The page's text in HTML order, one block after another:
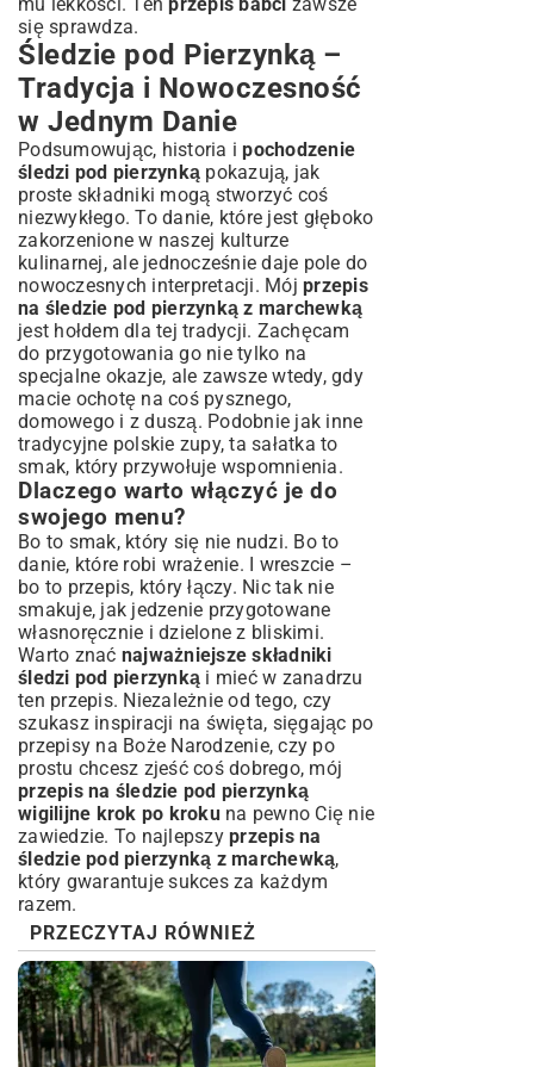
się sprawdza.
Śledzie pod Pierzynką –
Tradycja i Nowoczesność
w Jednym Danie
Podsumowując, historia ipochodzenie
śledzi pod pierzynką pokazują, jak
proste składniki mogą stworzyć coś
niezwykłego. To danie, które jest głęboko
zakorzenione w naszej kulturze
kulinarnej, ale jednocześnie daje pole do
nowoczesnych interpretacji. Mój przepis
na śledzie pod pierzynką z marchewką
jest hołdem dla tej tradycji. Zachęcam
do przygotowania go nie tylko na
specjalne okazje, ale zawsze wtedy, gdy
macie ochotę na coś pysznego,
domowego i z duszą. Podobnie jak inne
tradycyjne polskie zupy, ta sałatka to
smak, który przywołuje wspomnienia.
Dlaczego warto włączyć je do
swojego menu?
Bo to smak, który się nie nudzi. Bo to
danie, które robi wrażenie. I wreszcie –
bo to przepis, który łączy. Nic tak nie
smakuje, jak jedzenie przygotowane
własnoręcznie i dzielone z bliskimi.
Warto znać najważniejsze składniki
śledzi pod pierzynką i mieć w zanadrzu
ten przepis. Niezależnie od tego, czy
szukasz inspiracji na święta, sięgając po
przepisy na Boże Narodzenie, czy po
prostu chcesz zjeść coś dobrego, mój
przepis na śledzie pod pierzynką
wigilijne krok po krokuna pewno Cię nie
zawiedzie. To najlepszy przepis na
śledzie pod pierzynką z marchewką,
który gwarantuje sukces za każdym
razem.
PRZECZYTAJ RÓWNIEŻ